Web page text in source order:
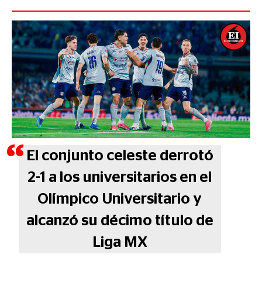
El conjunto celeste derrotó
2-1 a los universitarios en el
Olímpico Universitario y
alcanzó su décimo título de
Liga MX